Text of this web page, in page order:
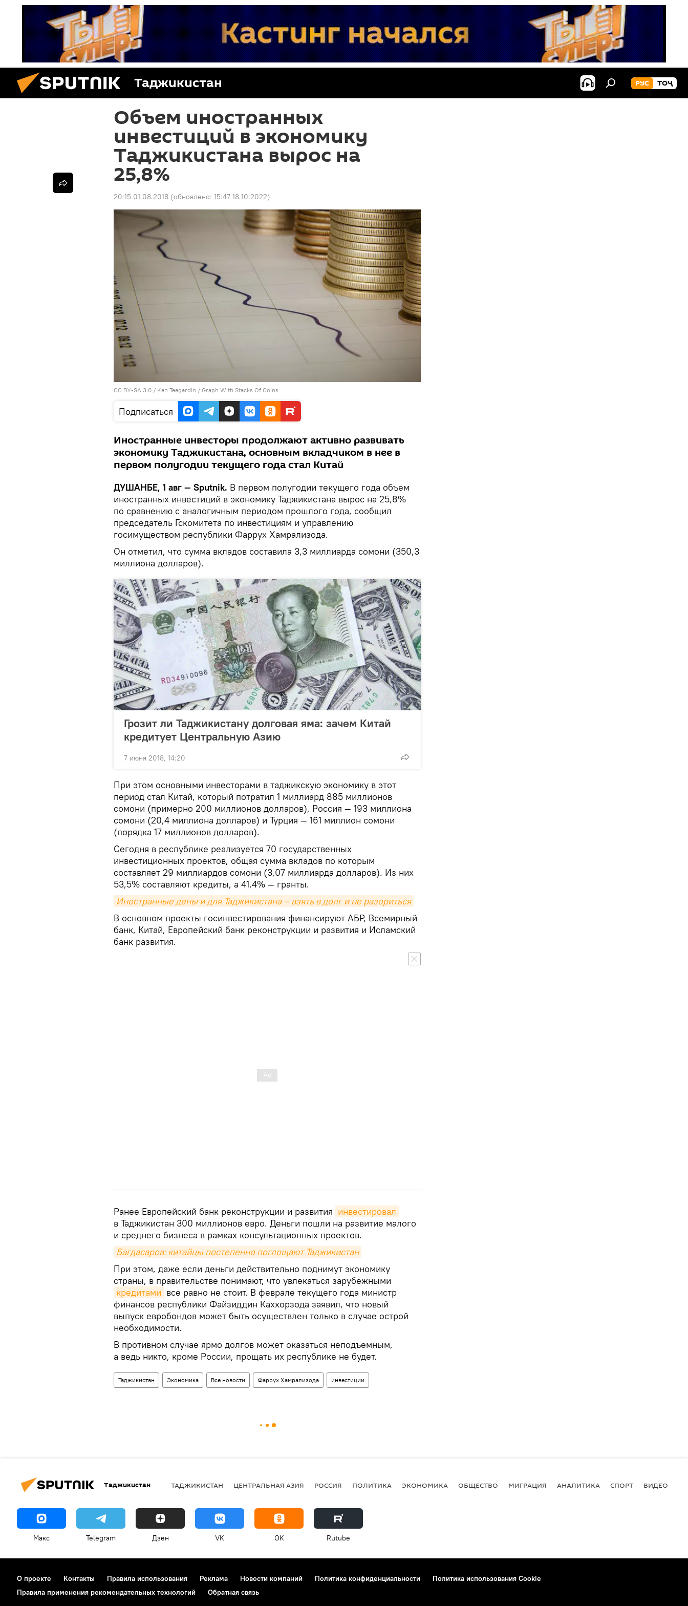
Таджикистан РУС ТОҶ
Объем иностранных
инвестиций в экономику
Таджикистана вырос на
25,8%
20:15 01.08.2018 (обновлено: 15:47 18.10.2022)
CC BY-SA 3.0 / Ken Teegardin / Graph With Stacks Of Coins
Подписаться
Иностранные инвесторы продолжают активно развивать
экономику Таджикистана, основным вкладчиком в нее в
первом полугодии текущего года стал Китай
ДУШАНБЕ, 1 авг — Sputnik. В первом полугодии текущего года объем
иностранных инвестиций в экономику Таджикистана вырос на 25,8%
по сравнению с аналогичным периодом прошлого года, сообщил
председатель Гскомитета по инвестициям и управлению
госимуществом республики Фаррух Хамрализода.
Он отметил, что сумма вкладов составила 3,3 миллиарда сомони (350,3
миллиона долларов).
Грозит ли Таджикистану долговая яма: зачем Китай
кредитует Центральную Азию
7 июня 2018, 14:20
При этом основными инвесторами в таджикскую экономику в этот
период стал Китай, который потратил 1 миллиард 885 миллионов
сомони (примерно 200 миллионов долларов), Россия — 193 миллиона
сомони (20,4 миллиона долларов) и Турция — 161 миллион сомони
(порядка 17 миллионов долларов).
Сегодня в республике реализуется 70 государственных
инвестиционных проектов, общая сумма вкладов по которым
составляет 29 миллиардов сомони (3,07 миллиарда долларов). Из них
53,5% составляют кредиты, а 41,4% — гранты.
Иностранные деньги для Таджикистана – взять в долг и не разориться
В основном проекты госинвестирования финансируют АБР, Всемирный
банк, Китай, Европейский банк реконструкции и развития и Исламский
банк развития.
Ранее Европейский банк реконструкции и развития инвестировал
в Таджикистан 300 миллионов евро. Деньги пошли на развитие малого
и среднего бизнеса в рамках консультационных проектов.
Багдасаров: китайцы постепенно поглощают Таджикистан
При этом, даже если деньги действительно поднимут экономику
страны, в правительстве понимают, что увлекаться зарубежными
кредитами все равно не стоит. В феврале текущего года министр
финансов республики Файзиддин Каххорзода заявил, что новый
выпуск евробондов может быть осуществлен только в случае острой
необходимости.
В противном случае ярмо долгов может оказаться неподъемным,
а ведь никто, кроме России, прощать их республике не будет.
Таджикистан Экономика Все новости Фаррух Хамрализода инвестиции
Таджикистан ТАДЖИКИСТАН ЦЕНТРАЛЬНАЯ АЗИЯ РОССИЯ ПОЛИТИКА ЭКОНОМИКА ОБЩЕСТВО МИГРАЦИЯ АНАЛИТИКА СПОРТ ВИДЕО
Макс Telegram Дзен VK OK Rutube
О проекте Контакты Правила использования Реклама Новости компаний Политика конфиденциальности
Политика использования Cookie
Правила применения рекомендательных технологий
Обратная связь